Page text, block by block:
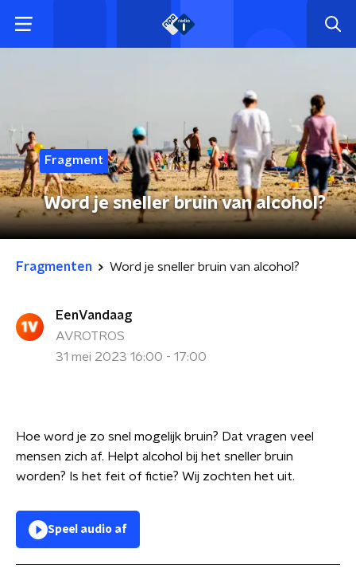
Fragment
Word je sneller bruin van alcohol?
Fragmenten Word je sneller bruin van alcohol?
EenVandaag
AVROTROS
31 mei 2023 16:00 - 17:00
Hoe word je zo snel mogelijk bruin? Dat vragen veel
mensen zich af. Helpt alcohol bij het sneller bruin
worden? Is het feit of fictie? Wij zochten het uit.
Speel audio af